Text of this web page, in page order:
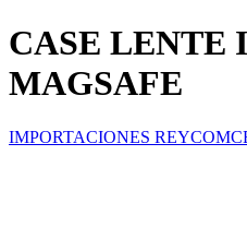
CASE LENTE
MAGSAFE
IMPORTACIONES